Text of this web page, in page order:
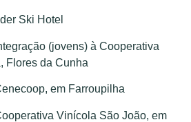
Ski Hotel
(jovens) à Cooperativa
Flores da Cunha
em Farroupilha
Vinícola São João, em